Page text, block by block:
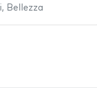
, Bellezza